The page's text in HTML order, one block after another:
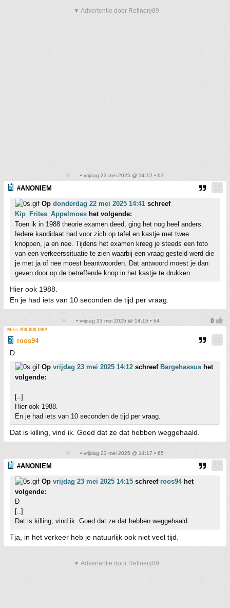
▼ Advertentie door Refinery89
• vrijdag 23 mei 2025 @ 14:12 • 63
#ANONIEM
Op donderdag 22 mei 2025 14:41 schreef
Kip_Frites_Appelmoes het volgende:
Toen ik in 1988 theorie examen deed, ging het nog heel anders.
Iedere kandidaat had voor zich op tafel en kastje met twee
knoppen, ja en nee. Tijdens het examen kreeg je steeds een foto
van een verkeerssituatie te zien waarbij een vraag gesteld werd die
je met ja of nee moest beantwoorden. Dat antwoord moest je dan
geven door op de betreffende knop in het kastje te drukken.
Hier ook 1988.
En je had iets van 10 seconden de tijd per vraag.
• vrijdag 23 mei 2025 @ 14:15 • 64
Miss 200.000.000!
roos94
D
Op vrijdag 23 mei 2025 14:12 schreef Bargehassus het
volgende:
[..]
Hier ook 1988.
En je had iets van 10 seconden de tijd per vraag.
Dat is killing, vind ik. Goed dat ze dat hebben weggehaald.
• vrijdag 23 mei 2025 @ 14:17 • 65
#ANONIEM
Op vrijdag 23 mei 2025 14:15 schreef roos94het
volgende:
D
[..]
Dat is killing, vind ik. Goed dat ze dat hebben weggehaald.
Tja, in het verkeer heb je natuurlijk ook niet veel tijd.
▼ Advertentie door Refinery89